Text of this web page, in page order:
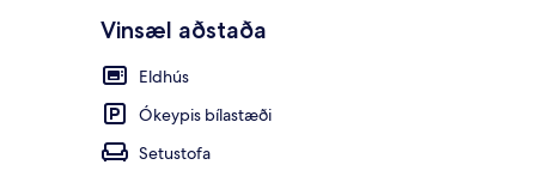
Vinsæl aðstaða
Eldhús
Ókeypis bílastæði
Setustofa